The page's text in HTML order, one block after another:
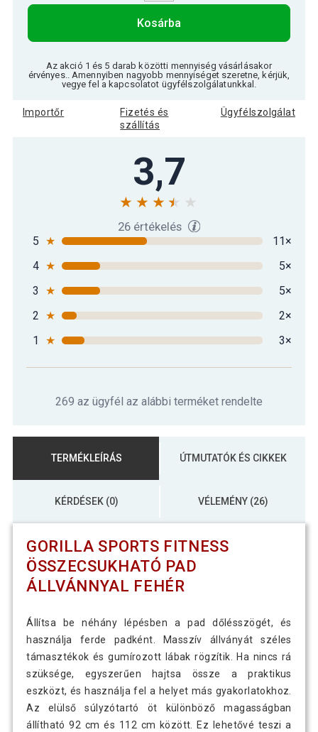
Kosárba
Az akció 1 és 5 darab közötti mennyiség vásárlásakor
érvényes.. Amennyiben nagyobb mennyiséget szeretne, kérjük,
vegye fel a kapcsolatot ügyfélszolgálatunkkal.
Importőr
Fizetés és
szállítás
Ügyfélszolgálat
3,7
26 értékelés
5 ★
11×
4 ★
5×
3
★
5×
2 ★
2×
1
★ 3×
269 az ügyfél az alábbi terméket rendelte
TERMÉKLEÍRÁS ÚTMUTATÓK ÉS CIKKEK
KÉRDÉSEK (0) VÉLEMÉNY (26)
GORILLA SPORTS FITNESS
ÖSSZECSUKHATÓ PAD
ÁLLVÁNNYAL FEHÉR
Állítsa be néhány lépésben a pad dőlésszögét, és
használja ferde padként. Masszív állványát széles
támasztékok és gumírozott lábak rögzítik. Ha nincs rá
szüksége, egyszerűen hajtsa össze a praktikus
eszközt, és használja fel a helyet más gyakorlatokhoz.
Az elülső súlyzótartó öt különböző magasságban
állítható 92 cm és 112 cm között. Ez lehetővé teszi a